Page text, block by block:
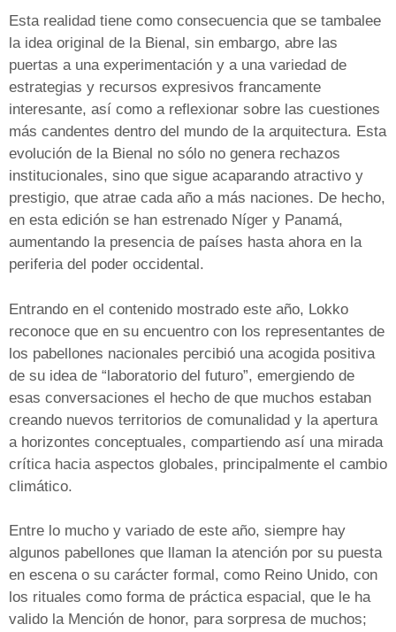
Esta realidad tiene como consecuencia que se tambalee
la idea original de la Bienal, sin embargo, abre las
puertas a una experimentación y a una variedad de
estrategias y recursos expresivos francamente
interesante, así como a reflexionar sobre las cuestiones
más candentes dentro del mundo de la arquitectura. Esta
evolución de la Bienal no sólo no genera rechazos
institucionales, sino que sigue acaparando atractivo y
prestigio, que atrae cada año a más naciones. De hecho,
en esta edición se han estrenado Níger y Panamá,
aumentando la presencia de países hasta ahora en la
periferia del poder occidental.
Entrando en el contenido mostrado este año, Lokko
reconoce que en su encuentro con los representantes de
los pabellones nacionales percibió una acogida positiva
de su idea de “laboratorio del futuro”, emergiendo de
esas conversaciones el hecho de que muchos estaban
creando nuevos territorios de comunalidad y la apertura
a horizontes conceptuales, compartiendo así una mirada
crítica hacia aspectos globales, principalmente el cambio
climático.
Entre lo mucho y variado de este año, siempre hay
algunos pabellones que llaman la atención por su puesta
en escena o su carácter formal, como Reino Unido, con
los rituales como forma de práctica espacial, que le ha
valido la Mención de honor, para sorpresa de muchos;